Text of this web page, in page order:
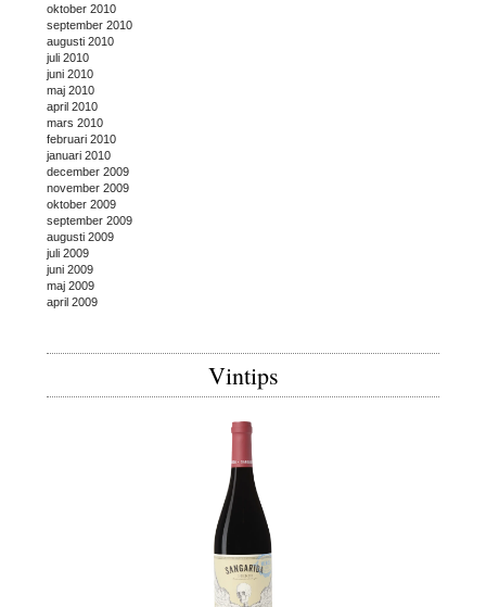
oktober 2010
september 2010
augusti 2010
juli 2010
juni 2010
maj 2010
april 2010
mars 2010
februari 2010
januari 2010
december 2009
november 2009
oktober 2009
september 2009
augusti 2009
juli 2009
juni 2009
maj 2009
april 2009
Vintips